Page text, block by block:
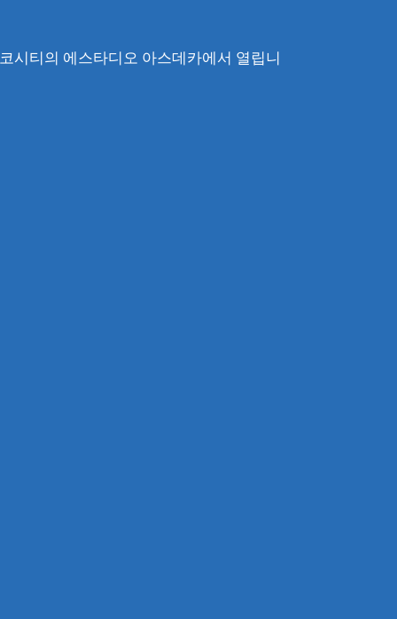
시티의 에스타디오 아스데카에서 열립니